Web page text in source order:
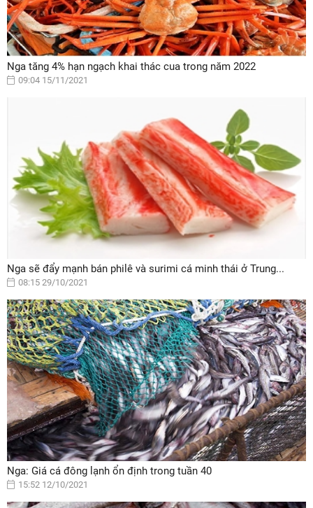
Nga tăng 4% hạn ngạch khai thác cua trong năm 2022
09:04 15/11/2021
Nga sẽ đẩy mạnh bán philê và surimi cá minh thái ở Trung...
08:15 29/10/2021
Nga: Giá cá đông lạnh ổn định trong tuần 40
15:52 12/10/2021